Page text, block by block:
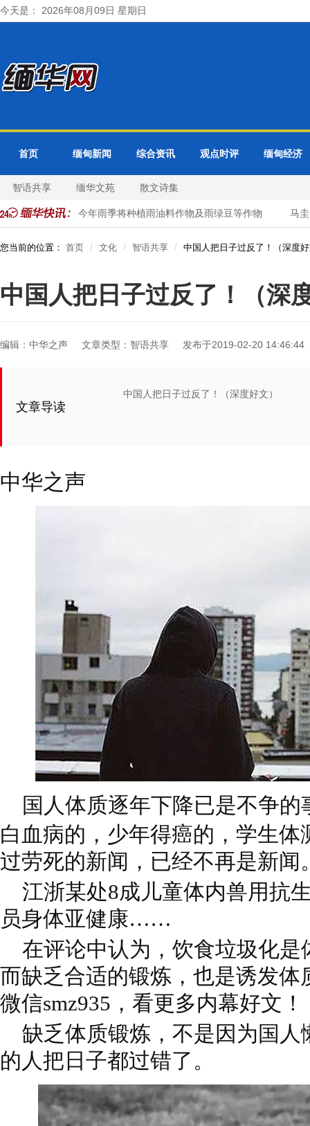
今天是： 2026年08月09日 星期日
首页 缅甸新闻 综合资讯 观点时评 缅甸经济
智语共享 缅华文苑 散文诗集
固省德宫县区今年雨季将种植雨油料作物及雨绿豆等作物 马圭省
您当前的位置： 首页 文化 智语共享 中国人把日子过反了！（深度
中国人把日子过反了！（深
编辑：中华之声 文章类型：智语共享 发布于2019-02-20 14:46:44
文章导读
中国人把日子过反了！（深度好文）
中华之声
国人体质逐年下降已是不争的
白血病的，少年得癌的，学生
过劳死的新闻，已经不再是新闻
江浙某处8成儿童体内兽用抗
员身体亚健康……
在评论中认为，饮食垃圾化是
而缺乏合适的锻炼，也是诱发体
微信smz935，看更多内幕好文！
缺乏体质锻炼，不是因为国人
的人把日子都过错了。